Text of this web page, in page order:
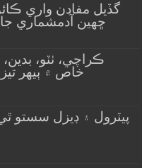
گڏيل مفادن واري
ڇهين آدمشماري
ڪراچي، ٺٽو، بدين،
خاص ۾ ٻيهر
پيٽرول ۽ ڊيزل سستو ٿي